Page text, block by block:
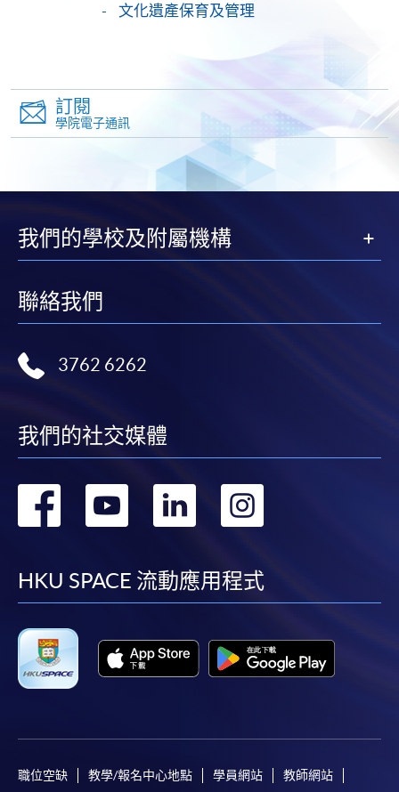
申請人可按該課程網頁的右上角的
圖示進入網上服務網頁，然
後按照指示填妥網上報名表格。
某些課程須甄選入學，並要求申請人上載課程網頁
docx, jpg 和pdf格式之附件。
申請人可使用以下方式繳交報名費或課程費用:
繳費靈網上服務
*信用咭網上繳費服務- 申請人可以 VISA 或
Mastercard（包括「香港大學專業進修學院
Mastercard卡」）繳付學費。
月免息分期付款優惠，必須親臨本學院設有報名服務的教
學中心作付款安排。
如欲了解如何於網上報讀新課程及繳費，請瀏覽網上
申請/報讀指南 :
文化遺產保育及管理
訂閱
學院電子通訊
我們的學校及附屬機構
聯絡我們
3762 6262
我們的社交媒體
轉
facebook
轉
youtube
轉
linkedin
轉
HKU SPACE 流動應用程式
職位空缺 教學/報名中心地點 學員網站 教師網站